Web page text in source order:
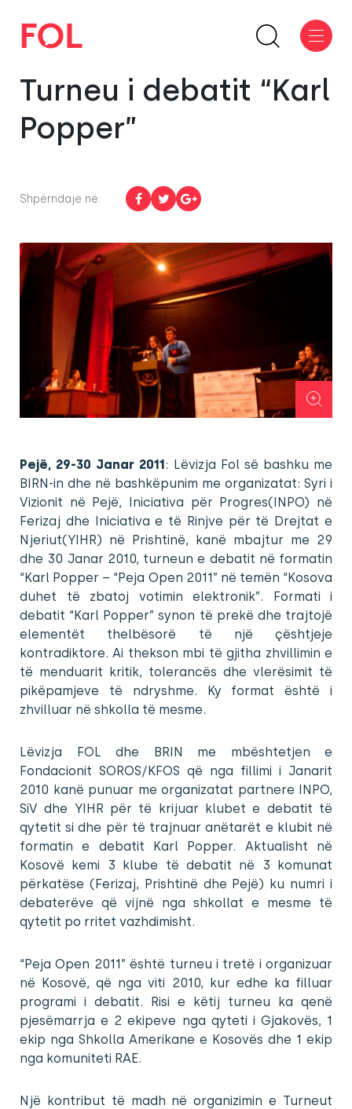
Turneu i debatit “Karl
Popper”
Shpërndaje në:
Pejë, 29-30 Janar 2011: Lëvizja Fol së bashku me
BIRN-in dhe në bashkëpunim me organizatat: Syri i
Vizionit në Pejë, Iniciativa për Progres(INPO) në
Ferizaj dhe Iniciativa e të Rinjve për të Drejtat e
Njeriut(YIHR) në Prishtinë, kanë mbajtur me 29
dhe 30 Janar 2010, turneun e debatit në formatin
“Karl Popper – “Peja Open 2011” në temën “Kosova
duhet të zbatoj votimin elektronik”. Formati i
debatit “Karl Popper” synon të prekë dhe trajtojë
elementët thelbësorë të një çështjeje
kontradiktore. Ai thekson mbi të gjitha zhvillimin e
të menduarit kritik, tolerancës dhe vlerësimit të
pikëpamjeve të ndryshme. Ky format është i
zhvilluar në shkolla të mesme.
Lëvizja FOL dhe BRIN me mbështetjen e
Fondacionit SOROS/KFOS që nga fillimi i Janarit
2010 kanë punuar me organizatat partnere INPO,
SiV dhe YIHR për të krijuar klubet e debatit të
qytetit si dhe për të trajnuar anëtarët e klubit në
formatin e debatit Karl Popper. Aktualisht në
Kosovë kemi 3 klube të debatit në 3 komunat
përkatëse (Ferizaj, Prishtinë dhe Pejë) ku numri i
debaterëve që vijnë nga shkollat e mesme të
qytetit po rritet vazhdimisht.
“Peja Open 2011” është turneu i tretë i organizuar
në Kosovë, që nga viti 2010, kur edhe ka filluar
programi i debatit. Risi e këtij turneu ka qenë
pjesëmarrja e 2 ekipeve nga qyteti i Gjakovës, 1
ekip nga Shkolla Amerikane e Kosovës dhe 1 ekip
nga komuniteti RAE.
Një kontribut të madh në organizimin e Turneut